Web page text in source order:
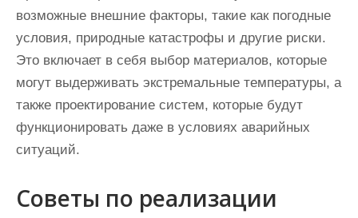
возможные внешние факторы, такие как погодные
условия, природные катастрофы и другие риски.
Это включает в себя выбор материалов, которые
могут выдерживать экстремальные температуры, а
также проектирование систем, которые будут
функционировать даже в условиях аварийных
ситуаций.
Советы по реализации